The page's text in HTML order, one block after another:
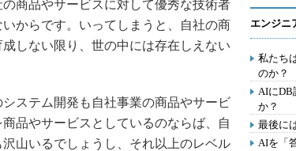
商品やサービスに対して優秀な技術者
からです。いってしまうと、自社の商
しない限り、世の中には存在しえない
ステム開発も自社事業の商品やサービ
品やサービスとしているのならば、自
山いるでしょうし、それ以上のレベル
エンジニ
私たち
のか？
AIにDB
か？
最後に
AIを「